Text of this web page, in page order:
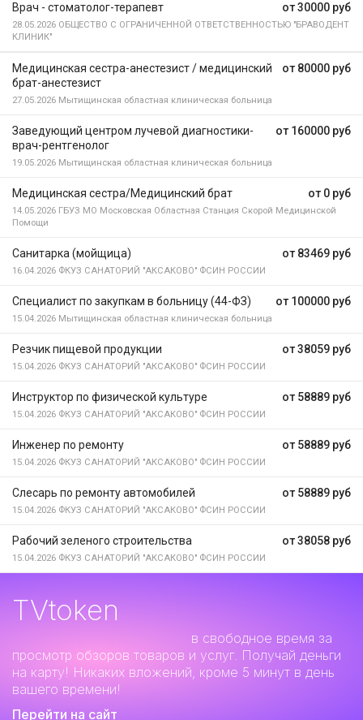
от 30000 руб
Врач - стоматолог-терапевт
28.05.2026 ОБЩЕСТВО С ОГРАНИЧЕННОЙ ОТВЕТСТВЕННОСТЬЮ "БРАВОДЕНТ
КЛИНИК"
от 80000 руб
Медицинская сестра-анестезист / медицинский
брат-анестезист
27.05.2026 Мытищинская областная клиническая больница
от 160000 руб
Заведующий центром лучевой диагностики-
врач-рентгенолог
19.05.2026 Мытищинская областная клиническая больница
от 0 руб
Медицинская сестра/Медицинский брат
14.05.2026 ГБУЗ МО Московская Областная Станция Скорой Медицинской
Помощи
от 83469 руб
Санитарка (мойщица)
16.04.2026 ФКУЗ САНАТОРИЙ "АКСАКОВО" ФСИН РОССИИ
от 100000 руб
Специалист по закупкам в больницу (44-ФЗ)
15.04.2026 Мытищинская областная клиническая больница
от 38059 руб
Резчик пищевой продукции
15.04.2026 ФКУЗ САНАТОРИЙ "АКСАКОВО" ФСИН РОССИИ
от 58889 руб
Инструктор по физической культуре
15.04.2026 ФКУЗ САНАТОРИЙ "АКСАКОВО" ФСИН РОССИИ
от 58889 руб
Инженер по ремонту
15.04.2026 ФКУЗ САНАТОРИЙ "АКСАКОВО" ФСИН РОССИИ
от 58889 руб
Слесарь по ремонту автомобилей
15.04.2026 ФКУЗ САНАТОРИЙ "АКСАКОВО" ФСИН РОССИИ
от 38058 руб
Рабочий зеленого строительства
15.04.2026 ФКУЗ САНАТОРИЙ "АКСАКОВО" ФСИН РОССИИ
TVtoken
в свободное время за
просмотр обзоров товаров и услуг. Получай деньги
на карту! Никаких вложений, кроме 5 минут в день
вашего времени!
Перейти на сайт